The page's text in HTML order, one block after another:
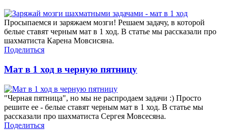
Просыпаемся и заряжаем мозги! Решаем задачу, в которой
белые ставят черным мат в 1 ход. В статье мы рассказали про
шахматиста Карена Мовсисяна.
Поделиться
Мат в 1 ход в черную пятницу
"Черная пятница", но мы не распродаем задачи :) Просто
решите ее - белые ставят черным мат в 1 ход. В статье мы
рассказали про шахматиста Сергея Мовсесяна.
Поделиться